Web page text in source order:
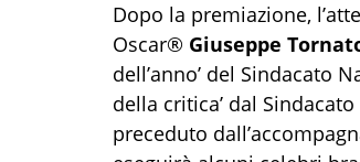
Dopo la premiazione,
Oscar® Giuseppe
dell’anno’ del Sindacato
della critica’ dal
preceduto